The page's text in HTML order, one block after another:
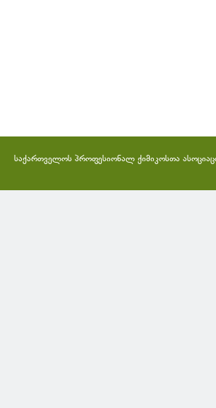
საქართველოს პროფესიონალ ქიმიკოსთა